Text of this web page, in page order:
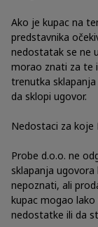
Ako je kupac na
predstavnika
nedostatak se ne
morao znati za te
trenutka
da sklopi ugovor.
Nedostaci za koje
Probe d.o.o. ne
sklapanja
nepoznati, ali
kupac mogao
nedostatke ili da